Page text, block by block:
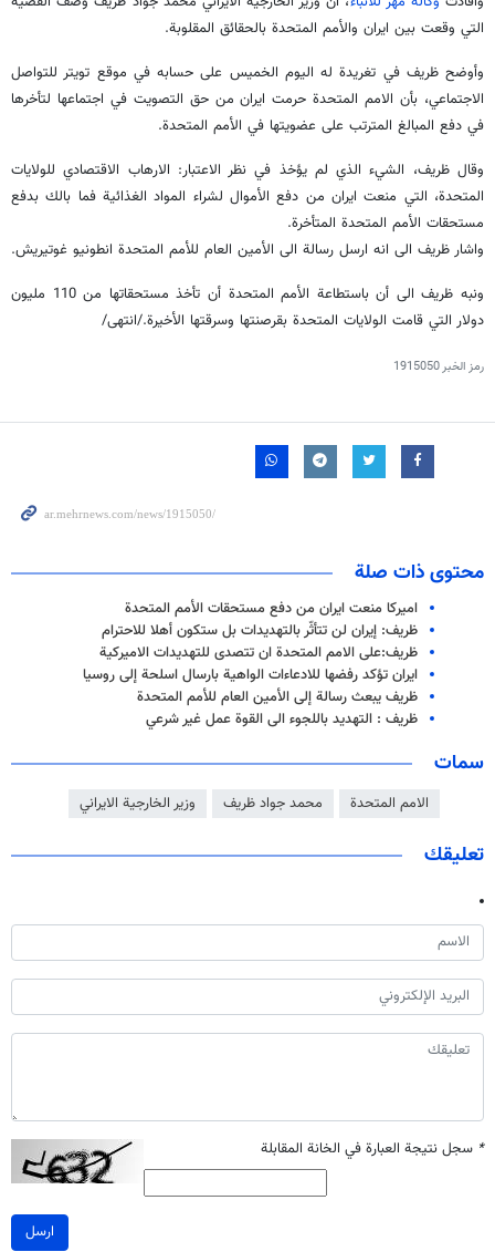
التي وقعت بين ايران والأمم المتحدة بالحقائق المقلوبة.
وأوضح ظريف في تغريدة له اليوم الخميس على حسابه في موقع تويتر للتواصل
الاجتماعي، بأن الامم المتحدة حرمت ايران من حق التصويت في اجتماعها لتأخرها
في دفع المبالغ المترتب على عضويتها في الأمم المتحدة.
وقال ظريف، الشيء الذي لم يؤخذ في نظر الاعتبار: الارهاب الاقتصادي للولايات
المتحدة، التي منعت ايران من دفع الأموال لشراء المواد الغذائية فما بالك بدفع
مستحقات الأمم المتحدة المتأخرة.
واشار ظريف الى انه ارسل رسالة الى الأمين العام للأمم المتحدة انطونيو غوتيريش.
ونبه ظريف الى أن باستطاعة الأمم المتحدة أن تأخذ مستحقاتها من 110 مليون
دولار التي قامت الولايات المتحدة بقرصنتها وسرقتها الأخيرة./انتهى/
رمز الخبر1915050
محتوى ذات صلة
اميركا منعت ايران من دفع مستحقات الأمم المتحدة
ظريف: إيران لن تتأثّر بالتهديدات بل ستكون أهلا للاحترام
ظريف:على الامم المتحدة ان تتصدى للتهديدات الاميركية
ايران تؤكد رفضها للادعاءات الواهية بارسال اسلحة إلى روسيا
ظريف یبعث رسالة إلى الأمين العام للأمم المتحدة
ظريف : التهديد باللجوء الى القوة عمل غير شرعي
سمات
الامم المتحدة محمد جواد ظريف وزير الخارجية الايراني
تعليقك
* سجل نتيجة العبارة في الخانة المقابلة
ارسل